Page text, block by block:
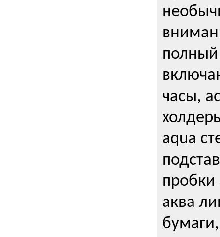
полный
часы,
aqua
пробки
аква